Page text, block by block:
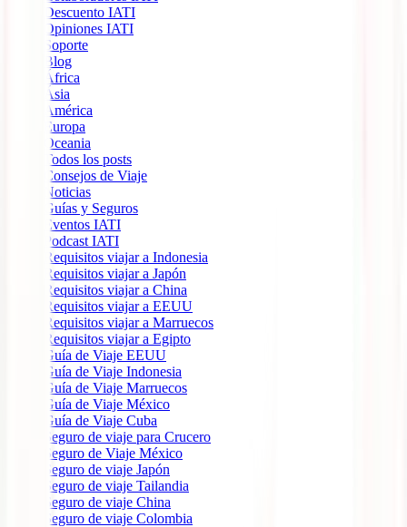
Descuento IATI
Opiniones IATI
Soporte
Blog
África
Ásia
América
Europa
Oceania
Todos los posts
Consejos de Viaje
Noticias
Guías y Seguros
Eventos IATI
Podcast IATI
Requisitos viajar a Indonesia
Requisitos viajar a Japón
Requisitos viajar a China
Requisitos viajar a EEUU
Requisitos viajar a Marruecos
Requisitos viajar a Egipto
Guía de Viaje EEUU
Guía de Viaje Indonesia
Guía de Viaje Marruecos
Guía de Viaje México
Guía de Viaje Cuba
Seguro de viaje para Crucero
Seguro de Viaje México
Seguro de viaje Japón
Seguro de viaje Tailandia
Seguro de viaje China
Seguro de viaje Colombia